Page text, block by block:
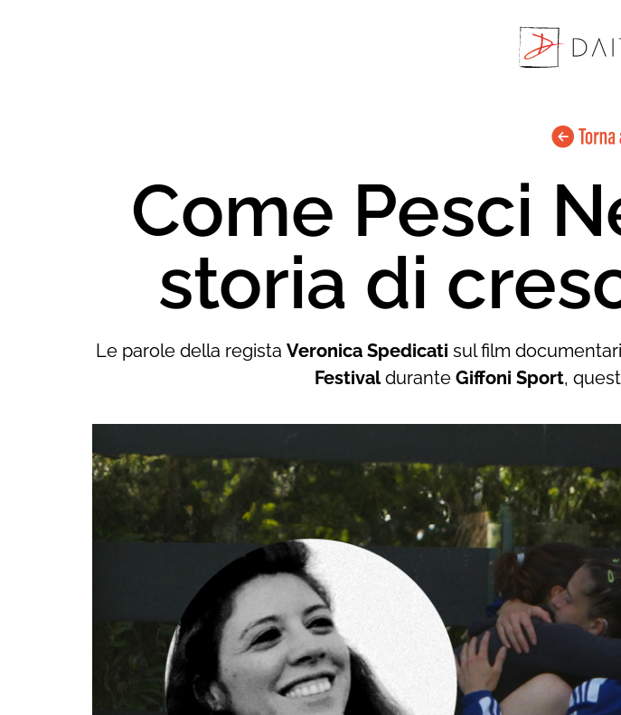
Come Pesci
storia di
Le parole della regista Veronica Spedicati sul film
Festivaldurante Giffoni Sport,